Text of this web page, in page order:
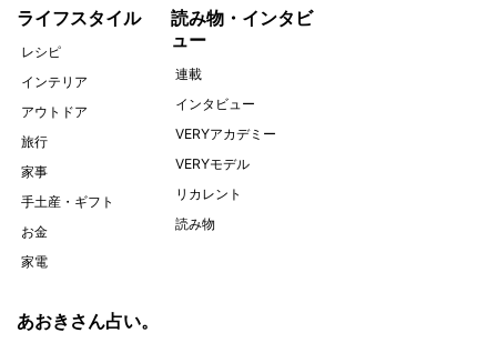
ライフスタイル
レシピ
インテリア
アウトドア
旅行
家事
手土産・ギフト
お金
家電
読み物・インタビ
ュー
連載
インタビュー
VERYアカデミー
VERYモデル
リカレント
読み物
あおきさん占い。